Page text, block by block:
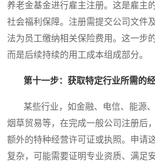
养老金基金进行雇主注册。这是雇主
社会福利保障。注册需提交公司文件
法为员工缴纳相关保险费用。这一步
而是后续持续的用工成本组成部分。
第十一步：获取特定行业所需的
某些行业，如金融、电信、能源、
烟草贸易等，在完成一般公司注册后
额外的特种经营许可证或执照。申请
复杂，可能需要证明专业资质、满足